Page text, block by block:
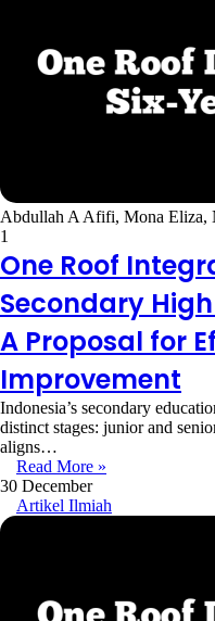
Abdullah A Afifi, Mona Eliza,
1
One Roof
Secondary
A Proposal for
Improvement
Indonesia’s secondary
distinct stages: junior and
aligns…
Read More »
30 December
Artikel Ilmiah